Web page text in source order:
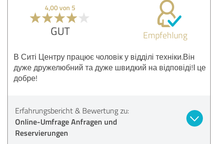
4,00 von 5
GUT Empfehlung
В Ситі Центру працює чоловік у відділі техніки.Він
дуже дружелюбний та дуже швидкий на відповіді!І це
добре!
Erfahrungsbericht & Bewertung zu:
Online-Umfrage Anfragen und
Reservierungen